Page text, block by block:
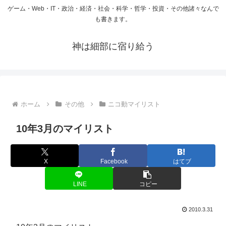
ゲーム・Web・IT・政治・経済・社会・科学・哲学・投資・その他諸々なんで
も書きます。
神は細部に宿り給う
ホーム その他 ニコ動マイリスト
10年3月のマイリスト
X Facebook はてブ
LINE コピー
2010.3.31